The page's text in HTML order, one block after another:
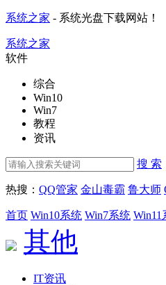
系统之家 - 系统光盘下载网站！
系统之家
软件
综合
Win10
Win7
教程
资讯
搜 索
热搜： QQ管家 金山毒霸 鲁大师
首页 Win10系统 Win7系统 Win11
其他
IT资讯